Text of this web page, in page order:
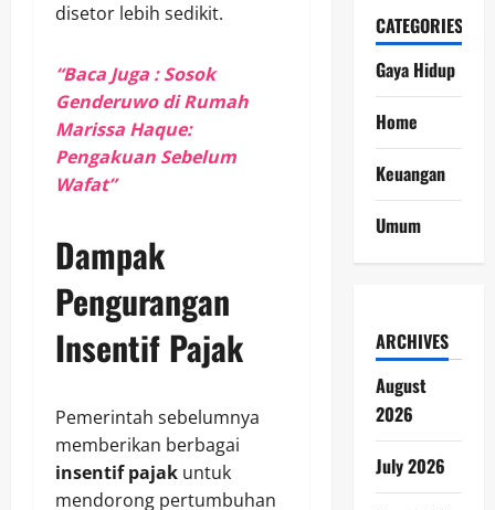
disetor lebih sedikit.
“Baca Juga : Sosok
Genderuwo di Rumah
Marissa Haque:
Pengakuan Sebelum
Wafat”
Dampak
Pengurangan
Insentif Pajak
Pemerintah sebelumnya
memberikan berbagai
insentif pajak untuk
mendorong pertumbuhan
CATEGORIES
Gaya Hidup
Home
Keuangan
Umum
ARCHIVES
August
2026
July 2026